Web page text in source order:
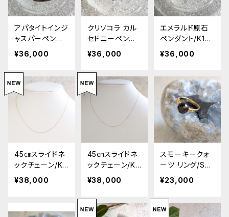
アパタイトインジ
ャスパーペンダ
ント/K18 Apatit
e in Jasper P
endant
¥36,000
クリソコラ カル
セドニーペンダ
ント/K18 Chrys
ocolla Chalce
dony Pendant
¥36,000
エメラルド原石
ペンダント/K18
Raw Emerald
Pendant
¥36,000
45㎝スライドネ
ックチェーン/K1
8 キラキラタイ
¥38,000
45㎝スライドネ
ックチェーン/K1
8 スタンダード
タイプ
¥38,000
スモーキークォ
ーツ リング/SV
Smoky Quartz
Ring
¥23,000